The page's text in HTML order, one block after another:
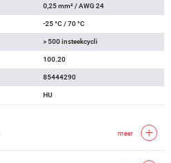
0,25 mm² / AWG 24
-25 °C / 70 °C
> 500 insteekcycli
100.20
85444290
HU
meer